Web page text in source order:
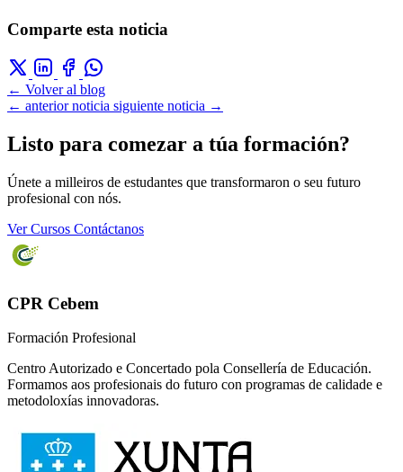
Comparte esta noticia
← Volver al blog
← anterior noticia siguiente noticia →
Listo para comezar a túa formación?
Únete a milleiros de estudantes que transformaron o seu futuro
profesional con nós.
Ver Cursos Contáctanos
CPR Cebem
Formación Profesional
Centro Autorizado e Concertado pola Consellería de Educación.
Formamos aos profesionais do futuro con programas de calidade e
metodoloxías innovadoras.